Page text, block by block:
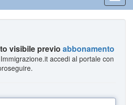
visibile previo abbonamento
accedi al portale con